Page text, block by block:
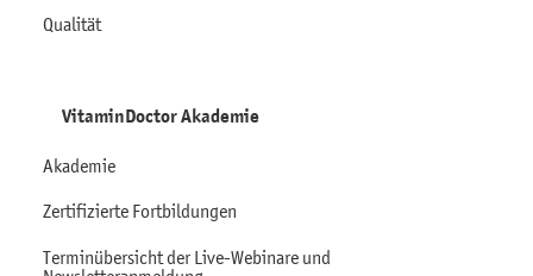
Qualität
VitaminDoctor Akademie
Akademie
Zertifizierte Fortbildungen
Terminübersicht der Live-Webinare und